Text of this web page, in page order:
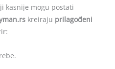
kasnije mogu postati
kreiraju prilagođeni